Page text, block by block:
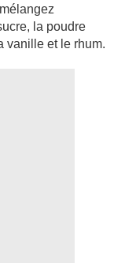
la poudre
vanille et le rhum.